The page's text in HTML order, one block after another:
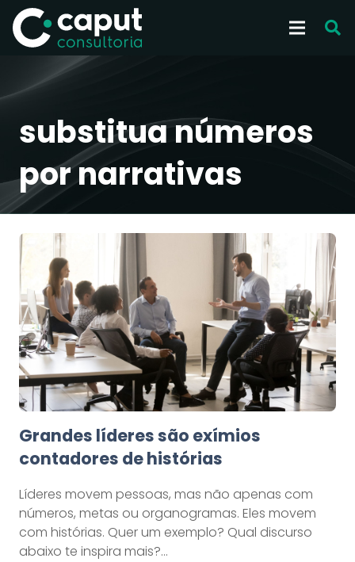
substitua números
por narrativas
Grandes líderes são exímios
contadores de histórias
Líderes movem pessoas, mas não apenas com
números, metas ou organogramas. Eles movem
com histórias. Quer um exemplo? Qual discurso
abaixo te inspira mais?…